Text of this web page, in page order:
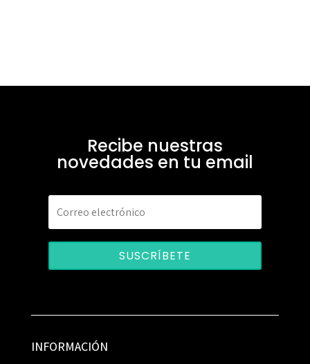
Recibe nuestras
novedades en tu email
SUSCRÍBETE
INFORMACIÓN